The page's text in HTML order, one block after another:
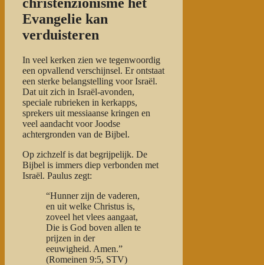
Evangelie kan
verduisteren
In veel kerken zien we tegenwoordig
een opvallend verschijnsel. Er ontstaat
een sterke belangstelling voor Israël.
Dat uit zich in Israël-avonden,
speciale rubrieken in kerkapps,
sprekers uit messiaanse kringen en
veel aandacht voor Joodse
achtergronden van de Bijbel.
Op zichzelf is dat begrijpelijk. De
Bijbel is immers diep verbonden met
Israël. Paulus zegt:
“Hunner zijn de vaderen,
en uit welke Christus is,
zoveel het vlees aangaat,
Die is God boven allen te
prijzen in der
eeuwigheid. Amen.”
(Romeinen 9:5, STV)